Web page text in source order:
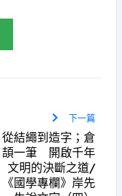
下一篇
從結繩到造字；倉
頡一筆 開啟千年
文明的決斷之道/
《國學專欄》岸先